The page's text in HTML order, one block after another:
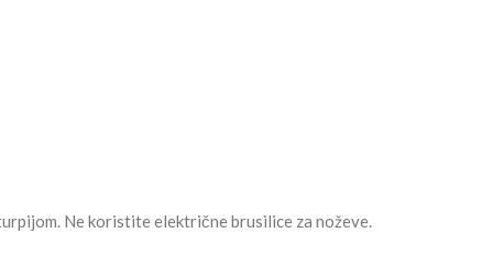
Ne koristite električne brusilice za noževe.